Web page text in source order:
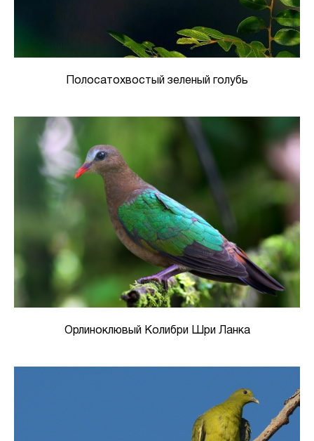
Полосатохвостый зеленый голубь
Орлиноклювый Колибри Шри Ланка